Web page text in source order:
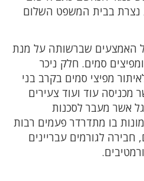
נצרת בבית המשפט השלום
האמצעים שברשותה על מנת
סמים. חלק ניכר
מפיצי סמים בקרב בני
מכניסה עוד ועוד צעירים
אשר מעבר לסכנות
בו מתדרדר פעמים רבות
לגורמים עבריינים